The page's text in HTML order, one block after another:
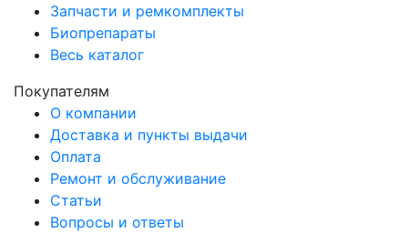
Запчасти и ремкомплекты
Биопрепараты
Весь каталог
Покупателям
О компании
Доставка и пункты выдачи
Оплата
Ремонт и обслуживание
Статьи
Вопросы и ответы